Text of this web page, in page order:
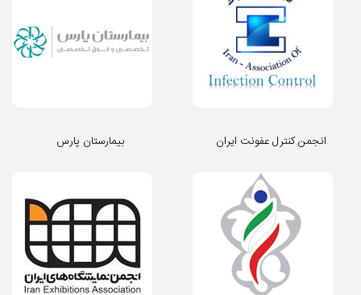
بیمارستان پارس انجمن کنترل عفونت ایران